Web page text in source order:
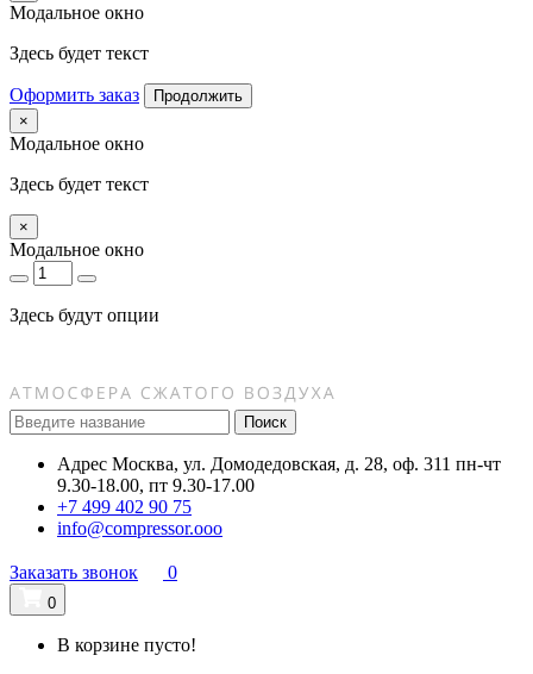
Модальное окно
Здесь будет текст
Оформить заказ
Продолжить
×
Модальное окно
Здесь будет текст
×
Модальное окно
Здесь будут опции
Поиск
Адрес Москва, ул. Домодедовская, д. 28, оф. 311 пн-чт
9.30-18.00, пт 9.30-17.00
+7 499 402 90 75
info@compressor.ooo
Заказать звонок 0
0
В корзине пусто!